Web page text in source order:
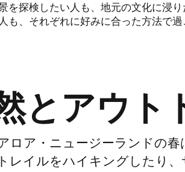
を探検したい人も、地元の文化に浸
も、それぞれに好みに合った方法で
とアウト
ロア・ニュージーランドの
レイルをハイキングしたり